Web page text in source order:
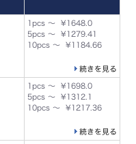
1pcs ～ ¥1648.0
5pcs ～ ¥1279.41
10pcs ～ ¥1184.66
続きを見る
1pcs ～ ¥1698.0
5pcs ～ ¥1312.1
10pcs ～ ¥1217.36
続きを見る